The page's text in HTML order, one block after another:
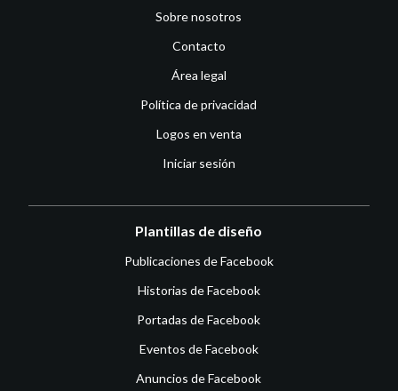
Sobre nosotros
Contacto
Área legal
Política de privacidad
Logos en venta
Iniciar sesión
Plantillas de diseño
Publicaciones de Facebook
Historias de Facebook
Portadas de Facebook
Eventos de Facebook
Anuncios de Facebook